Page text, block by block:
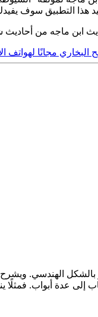
هذا التطبيق سوف
شريفة. وقد تم نشر هذا
بالشكل الهندسي.
إلى عدة أبواب. فمثلًا